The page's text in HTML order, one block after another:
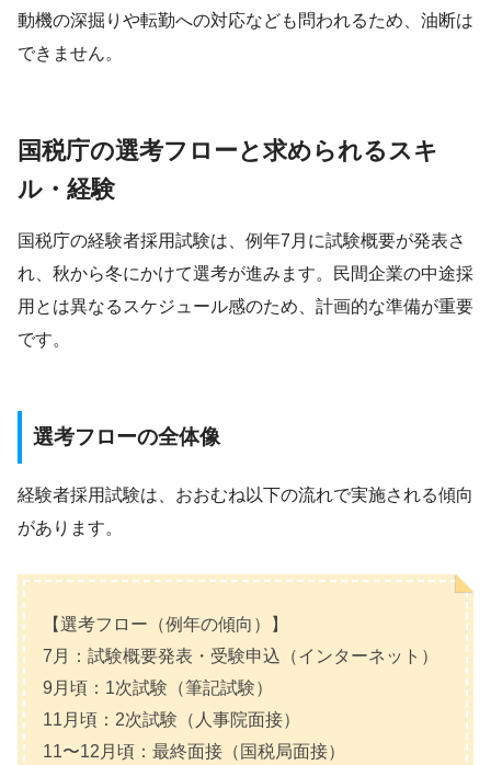
動機の深掘りや転勤への対応なども問われるため、油断は
できません。
国税庁の選考フローと求められるスキ
ル・経験
国税庁の経験者採用試験は、例年7月に試験概要が発表さ
れ、秋から冬にかけて選考が進みます。民間企業の中途採
用とは異なるスケジュール感のため、計画的な準備が重要
です。
選考フローの全体像
経験者採用試験は、おおむね以下の流れで実施される傾向
があります。
【選考フロー（例年の傾向）】
7月：試験概要発表・受験申込（インターネット）
9月頃：1次試験（筆記試験）
11月頃：2次試験（人事院面接）
11〜12月頃：最終面接（国税局面接）